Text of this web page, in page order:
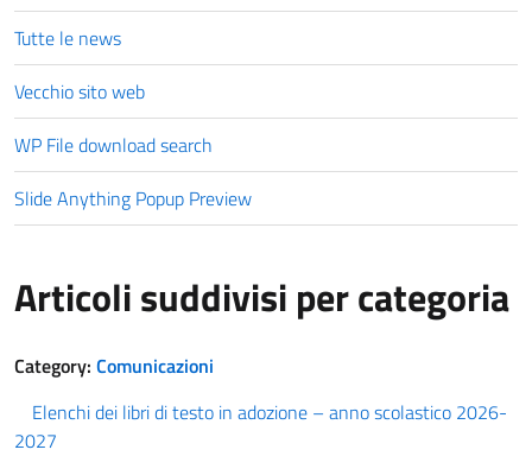
Tutte le news
Vecchio sito web
WP File download search
Slide Anything Popup Preview
Articoli suddivisi per categoria
Category: Comunicazioni
Elenchi dei libri di testo in adozione – anno scolastico 2026-
2027